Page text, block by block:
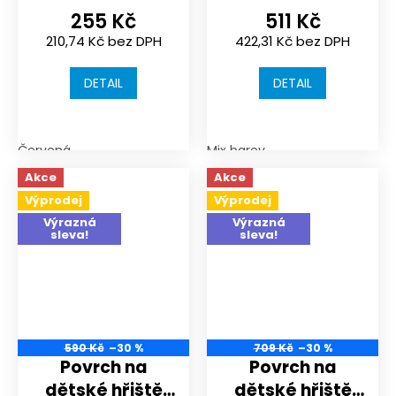
sportoviště |
500x500x30
mm | spojení
puzzle
210,74 Kč bez DPH
255 Kč
DETAIL
Červená
sportoviště |
500x500x30
mm | spojení
puzzle
422,31 Kč bez DPH
511 Kč
DETAIL
Mix barev
Akce
Výprodej
Výrazná
sleva!
590 Kč –30 %
Povrch na
dětské hřiště
Akce
Výprodej
Výrazná
sleva!
709 Kč –30 %
Povrch na
dětské hřiště